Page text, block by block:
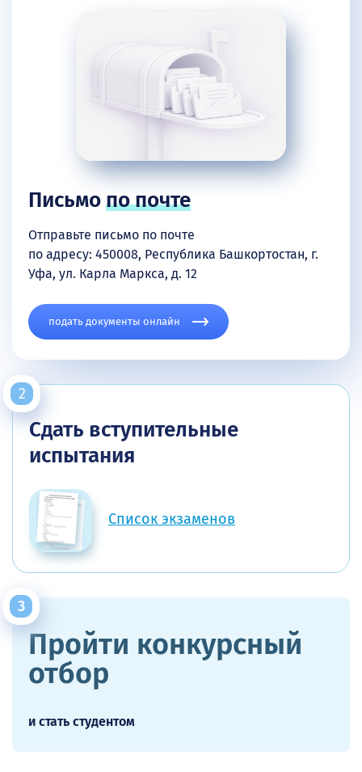
Письмопо почте
Отправьте письмо по почте
по адресу: 450008, Республика Башкортостан, г.
Уфа, ул. Карла Маркса, д. 12
подать документы онлайн
Сдать вступительные
испытания
Список экзаменов
Пройти конкурсный
отбор
и стать студентом